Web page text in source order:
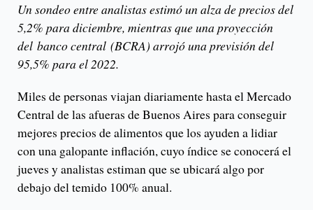
Un sondeo entre analistas estimó un alza de precios del
5,2% para diciembre, mientras que una proyección
del banco central (BCRA) arrojó una previsión del
95,5% para el 2022.
Miles de personas viajan diariamente hasta el Mercado
Central de las afueras de Buenos Aires para conseguir
mejores precios de alimentos que los ayuden a lidiar
con una galopante inflación, cuyo índice se conocerá el
jueves y analistas estiman que se ubicará algo por
debajo del temido 100% anual.